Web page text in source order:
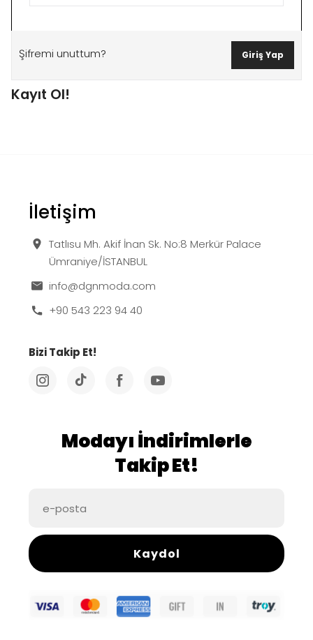
Şifremi unuttum?
Kayıt Ol!
İletişim
Tatlısu Mh. Akif İnan Sk. No:8 Merkür Palace
Ümraniye/İSTANBUL
info@dgnmoda.com
+90 543 223 94 40
Bizi Takip Et!
Modayı İndirimlerle
Takip Et!
Kaydol